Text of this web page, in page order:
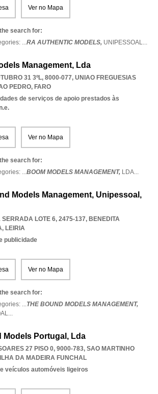
Ver no Mapa
search for:
...RA AUTHENTIC MODELS, UNIPESSOAL...
Management, Lda
31 3ºL, 8000-077, UNIAO FREGUESIAS
PEDRO, FARO
de serviços de apoio prestados às
Ver no Mapa
search for:
...BOOM MODELS MANAGEMENT, LDA...
Models Management, Unipessoal,
SERRADA LOTE 6, 2475-137, BENEDITA
, LEIRIA
publicidade
Ver no Mapa
search for:
...THE BOUND MODELS MANAGEMENT,
...
Models Portugal, Lda
27 PISO 0, 9000-783, SAO MARTINHO
ILHA DA MADEIRA FUNCHAL
veículos automóveis ligeiros